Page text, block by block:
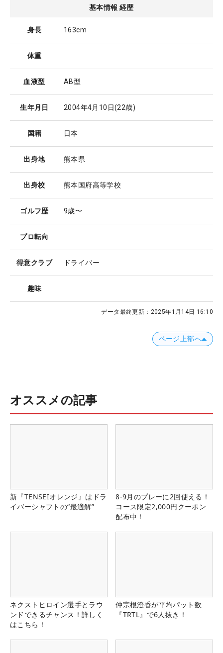
基本情報 経歴
身長 163cm
体重
血液型 AB型
生年月日 2004年4月10日(22歳)
国籍 日本
出身地 熊本県
出身校 熊本国府高等学校
ゴルフ歴 9歳〜
プロ転向
得意クラブ ドライバー
趣味
データ最終更新： 2025年1月14日 16:10
ページ上部へ
オススメの記事
新『TENSEIオレンジ』はドラ
イバーシャフトの“最適解”
8-9月のプレーに2回使える！
コース限定2,000円クーポン
配布中！
ネクストヒロイン選手とラウ
ンドできるチャンス！詳しく
はこちら！
仲宗根澄香が平均パット数
『TRTL』で6人抜き！